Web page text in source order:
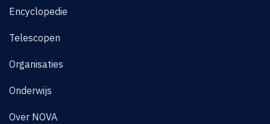
Encyclopedie
Telescopen
Organisaties
Onderwijs
Over NOVA